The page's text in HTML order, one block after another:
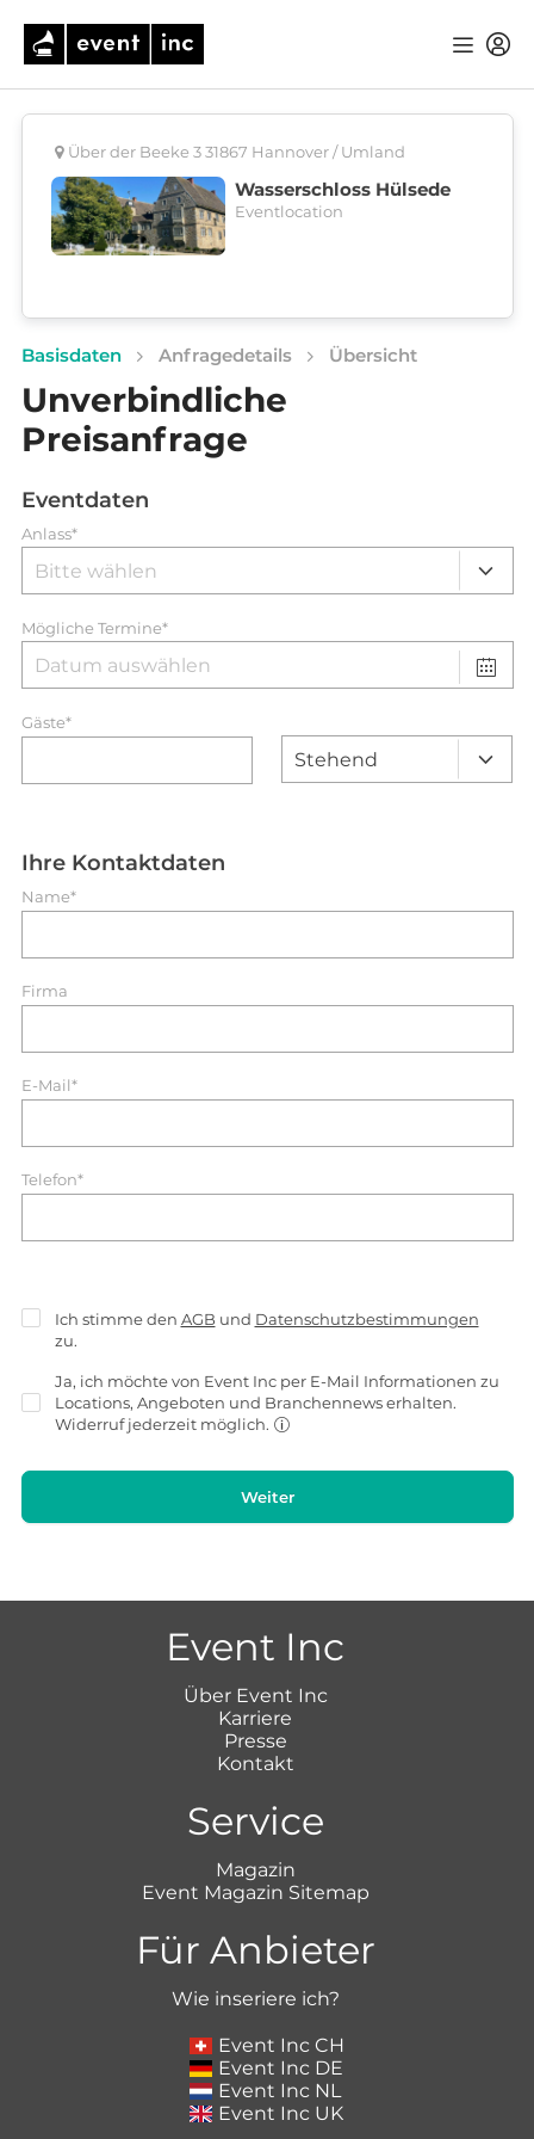
Über der Beeke 3 31867 Hannover / Umland
Wasserschloss Hülsede
Eventlocation
Basisdaten Anfragedetails Übersicht
Unverbindliche
Preisanfrage
Eventdaten
Anlass*
Mögliche Termine*
Gäste*
Ihre Kontaktdaten
Name*
Firma
E-Mail*
Telefon*
Ich stimme den AGB und Datenschutzbestimmungen
zu.
Ja, ich möchte von Event Inc per E-Mail Informationen zu
Locations, Angeboten und Branchennews erhalten.
Widerruf jederzeit möglich.
Weiter
Event Inc
Über Event Inc
Karriere
Presse
Kontakt
Service
Magazin
Event Magazin Sitemap
Für Anbieter
Wie inseriere ich?
Event Inc CH
Event Inc DE
Event Inc NL
Event Inc UK